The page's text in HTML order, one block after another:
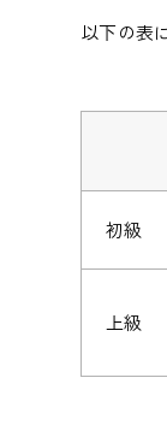
以下の表
初級
上級